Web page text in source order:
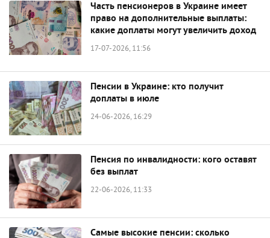
Часть пенсионеров в Украине имеет
право на дополнительные выплаты:
какие доплаты могут увеличить доход
17-07-2026, 11:56
Пенсии в Украине: кто получит
доплаты в июле
24-06-2026, 16:29
Пенсия по инвалидности: кого оставят
без выплат
22-06-2026, 11:33
Самые высокие пенсии: сколько